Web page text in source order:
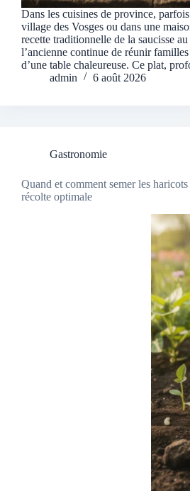
Dans les cuisines de province,
village des Vosges ou dans une
recette traditionnelle de la saucisse
l’ancienne continue de réunir
d’une table chaleureuse. Ce plat,
admin
6 août 2026
Gastronomie
Quand et comment semer les
récolte optimale